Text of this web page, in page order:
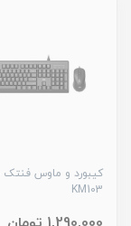
کیبورد و ماوس
KM103